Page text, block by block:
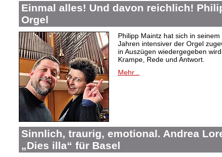
Einmal alles! Und davon reichlich!
Orgel
Philipp Maintz hat sich in
Jahren intensiver der Orgel
in Auszügen wiedergegeben
Krampe, Rede und Antwort.
Mehr...
Sinnlich, traurig, emotional. Andrea
„Dies illa“ für Basel